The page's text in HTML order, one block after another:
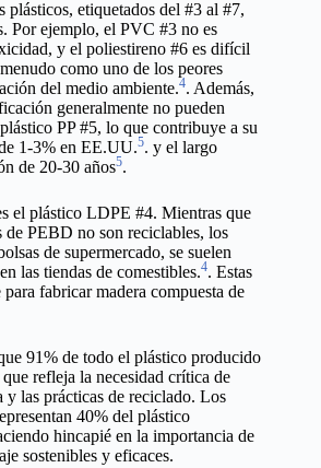
etiquetados del #3 al #7,
Por ejemplo, el PVC #3 no es
y el poliestireno #6 es difícil
como uno de los peores
del medio ambiente.4. Además,
generalmente no pueden
PP #5, lo que contribuye a su
1-3% en EE.UU.5. y el largo
de 20-30 años5.
el plástico LDPE #4. Mientras que
de PEBD no son reciclables, los
de supermercado, se suelen
las tiendas de comestibles.4. Estas
fabricar madera compuesta de
91% de todo el plástico producido
refleja la necesidad crítica de
y las prácticas de reciclado. Los
40% del plástico
hincapié en la importancia de
sostenibles y eficaces.